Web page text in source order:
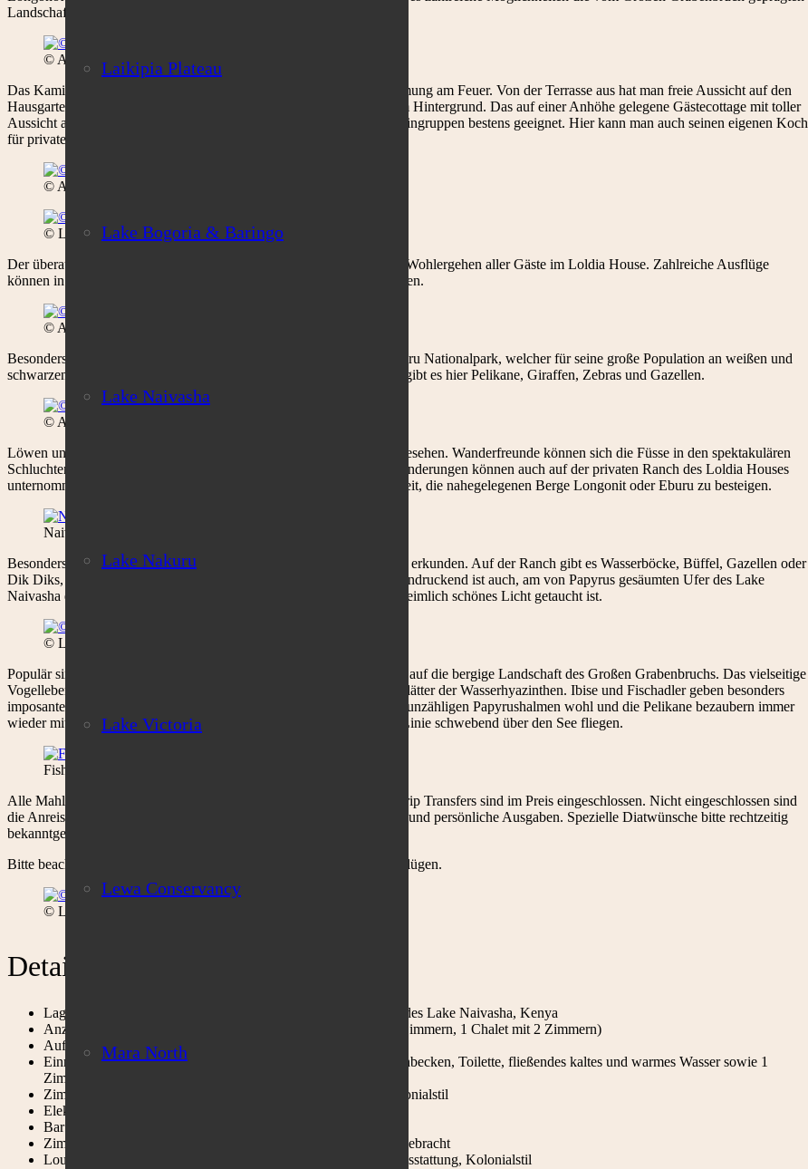
Laikipia Plateau
Lake Bogoria & Baringo
Lake Naivasha
Lake Nakuru
Lake Victoria
Lewa Conservancy
Mara North
Landschaften und Nationalparks zu erkunden.
© Alisa Bowen
Das Kaminzimmer im Haupthaus bietet allabendlich behagliche Stimmung am Feuer. Von der Terrasse aus hat man freie Aussicht auf den
Hausgarten und den Lake Naivasha mit seiner bergigen Landschaft im Hintergrund. Das auf einer Anhöhe gelegene Gästecottage mit toller
Aussicht auf den Lake Naivasha ist für Familien oder befreundete Kleingruppen bestens geeignet. Hier kann man auch seinen eigenen Koch
für private Mahlzeiten bestellen.
© Alisa Bowen
© Loldia House
Der überaus herzliche Gastgeber Peter Njoroge kümmert sich um das Wohlergehen aller Gäste im Loldia House. Zahlreiche Ausflüge
können in die landschaftlich attraktive Umgebung unternommen werden.
© Alisa Bowen
Besonders beliebt sind Halb- oder Ganztagesausflüge zum Lake Nakuru Nationalpark, welcher für seine große Population an weißen und
schwarzen Nashörnern sowie für seine Flamingos bekannt ist. Weiter gibt es hier Pelikane, Giraffen, Zebras und Gazellen.
© Alisa Bowen
Löwen und Leoparden werden regelmäßig im Nakuru Nationalpark gesehen. Wanderfreunde können sich die Füsse in den spektakulären
Schluchten des nahegelegenen Hell’s Gate Nationalpark vertreten. Wanderungen können auch auf der privaten Ranch des Loldia Houses
unternommen werden oder aber für ganz Aktive besteht die Möglichkeit, die nahegelegenen Berge Longonit oder Eburu zu besteigen.
Naivasha Hells Gate Np Löwen © Alisa Bowen
Besonders attraktiv ist es, die Ranch auf dem Rücken eines Pferdes zu erkunden. Auf der Ranch gibt es Wasserböcke, Büffel, Gazellen oder
Dik Diks, die man zu Pferd besonders gut beobachten kann. Sehr beeindruckend ist auch, am von Papyrus gesäumten Ufer des Lake
Naivasha entlang zu reiten, das besonders morgens und abends in unheimlich schönes Licht getaucht ist.
© Loldia House
Populär sind Bootsausflüge auf dem See. Dieser bietet Panoramablick auf die bergige Landschaft des Großen Grabenbruchs. Das vielseitige
Vogelleben ist beeindruckend. Federleichte Jacanas hüpfen über die Blätter der Wasserhyazinthen. Ibise und Fischadler geben besonders
imposante Rufe von sich. Zahlreiche Vögel fühlen sich zwischen den unzähligen Papyrushalmen wohl und die Pelikane bezaubern immer
wieder mit ihren großen gelben Schnäbeln, wenn sie elegant in einer Linie schwebend über den See fliegen.
Fish Eagle © Alisa Bowen
Alle Mahlzeiten, Aktivitäten, Wäschereiservice sowie die Loldia Airstrip Transfers sind im Preis eingeschlossen. Nicht eingeschlossen sind
die Anreise, Getränke sowie sämtliche Nationalpark Eintrittsgebühren und persönliche Ausgaben. Spezielle Diatwünsche bitte rechtzeitig
bekanntgeben.
Bitte beachten Sie die Gepäckbegrenzung von 15kg auf allen Inlandsflügen.
© Loldia House
Details im Überblick
Lage: altes Farmhaus auf einer Ranch am nordwestlichen Ufer des Lake Naivasha, Kenya
Anzahl Betten: 18 Betten (4 Zimmer, 1 Chalet mit 3 separaten Zimmern, 1 Chalet mit 2 Zimmern)
Aufteilung: 6 Twins, 3 Doppelzimmer
Einrichtung: 8 Zimmer mit En-suite Badewanne/Dusche, Waschbecken, Toilette, fließendes kaltes und warmes Wasser sowie 1
Zimmer mit separatem Bad dergleichen Ausstattung
Zimmer: Einfach eingerichtete Zimmer im alten englischen Kolonialstil
Elektrizität: 24 Stunden
Bar / Restaurant: Einfach eingerichtetes Esszimmer, Kolonialstil
Zimmerservice: Tee und Kaffee wird mit Weckruf zum Chalet gebracht
Lounge: Kaminzimmer mit kleiner Bibliothek und originaler Ausstattung, Kolonialstil